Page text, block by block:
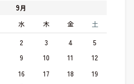
9月
水 木 金 土
2 3 4
5
9 10 11
12
16 17 18
19